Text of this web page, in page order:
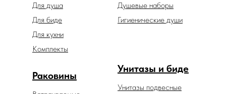
Гигиенические души
Душевые наборы
Унитазы и биде
Унитазы подвесные
Раковины
Для биде
Для душа
Для кухни
Комплекты